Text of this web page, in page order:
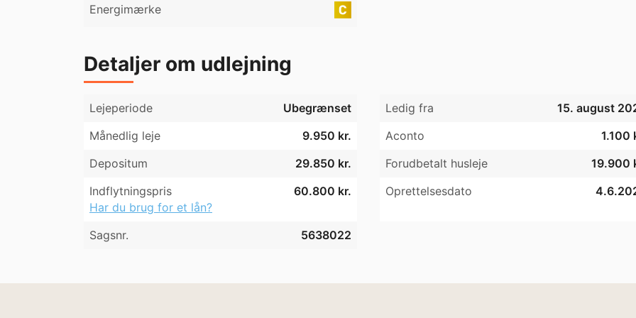
Energimærke
Detaljer om udlejning
Lejeperiode Ubegrænset Ledig fra
15. august
Månedlig leje
9.950 kr. Aconto
1.100
Depositum
29.850 kr. Forudbetalt husleje
19.900
Indflytningspris
60.800 kr.
Har du brug for et lån?
Oprettelsesdato
Sagsnr. 5638022